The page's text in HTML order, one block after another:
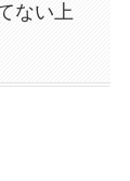
ない上